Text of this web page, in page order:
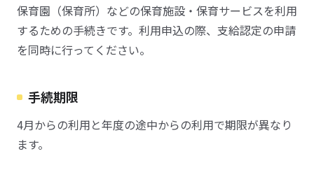
保育園（保育所）などの保育施設・保育サービスを利用
するための手続きです。利用申込の際、支給認定の申請
を同時に行ってください。
手続期限
4月からの利用と年度の途中からの利用で期限が異なり
ます。